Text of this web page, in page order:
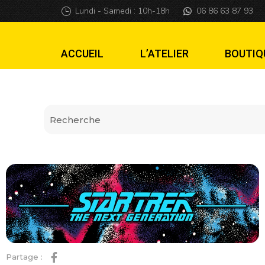
Plaque de porte
Lundi - Samedi : 10h-18h 06 86 63 87 93
ACCUEIL L’ATELIER
Partage :